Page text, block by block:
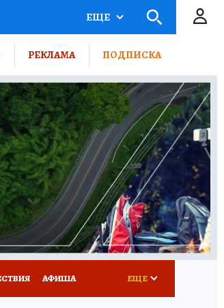
ВСЕ О КП
ЕЩЕ
РЕКЛАМА ПОДПИСКА
АФИША ЕЩЕ